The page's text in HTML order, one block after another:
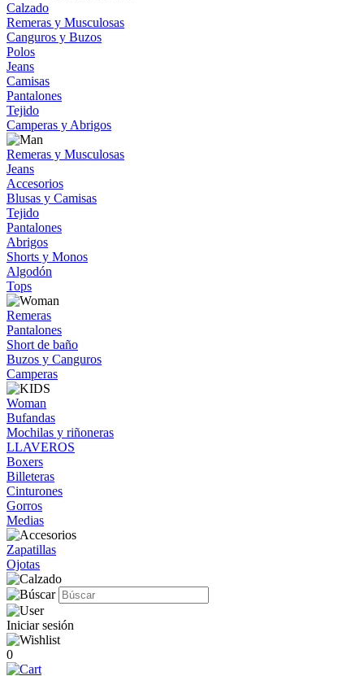
Calzado
Remeras y Musculosas
Canguros y Buzos
Polos
Jeans
Camisas
Pantalones
Tejido
Camperas y Abrigos
Remeras y Musculosas
Jeans
Accesorios
Blusas y Camisas
Tejido
Pantalones
Abrigos
Shorts y Monos
Algodón
Tops
Remeras
Pantalones
Short de baño
Buzos y Canguros
Camperas
Woman
Bufandas
Mochilas y riñoneras
LLAVEROS
Boxers
Billeteras
Cinturones
Gorros
Medias
Zapatillas
Ojotas
Iniciar sesión
0